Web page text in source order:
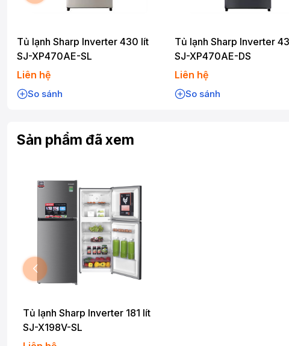
Tủ lạnh Sharp Inverter 430 lít
SJ-XP470AE-SL
Liên hệ
So sánh
Tủ lạnh Sharp Inverter
SJ-XP470AE-DS
Liên hệ
So sánh
Sản phẩm đã xem
Tủ lạnh Sharp Inverter 181 lít
SJ-X198V-SL